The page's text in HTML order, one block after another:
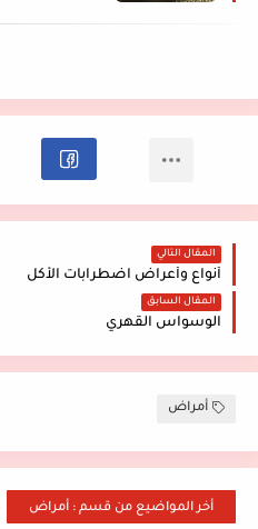
المقال التالي
أنواع وأعراض اضطرابات الأكل
المقال السابق
الوسواس القهري
أمراض
أخر المواضيع من قسم : أمراض